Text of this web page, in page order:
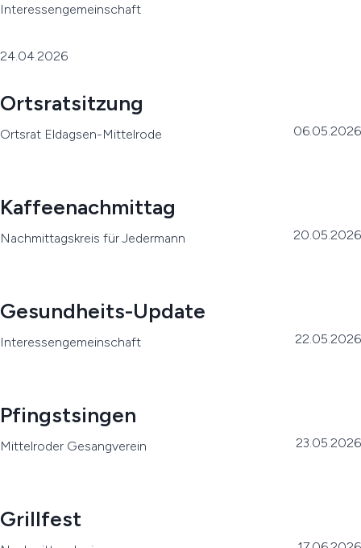
Interessengemeinschaft
24.04.2026
Ortsratsitzung
Ortsrat Eldagsen-Mittelrode 06.05.2026
Kaffeenachmittag
Nachmittagskreis für Jedermann 20.05.2026
Gesundheits-Update
Interessengemeinschaft 22.05.2026
Pfingstsingen
Mittelroder Gesangverein 23.05.2026
Grillfest